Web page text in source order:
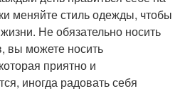
меняйте стиль одежды, чтобы
Не обязательно носить
вы можете носить
приятно и
иногда радовать себя